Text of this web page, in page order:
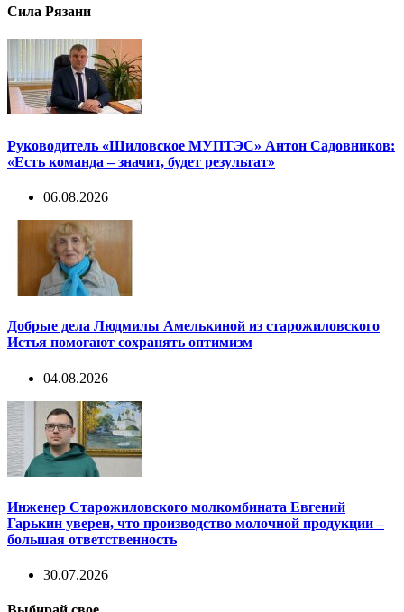
Сила Рязани
Руководитель «Шиловское МУПТЭС» Антон Садовников:
«Есть команда – значит, будет результат»
06.08.2026
Добрые дела Людмилы Амелькиной из старожиловского
Истья помогают сохранять оптимизм
04.08.2026
Инженер Старожиловского молкомбината Евгений
Гарькин уверен, что производство молочной продукции –
большая ответственность
30.07.2026